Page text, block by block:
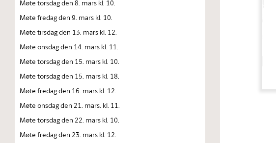
Møte torsdag den 8. mars kl. 10.
Møte fredag den 9. mars kl. 10.
Møte tirsdag den 13. mars kl. 12.
Møte onsdag den 14. mars kl. 11.
Møte torsdag den 15. mars kl. 10.
Møte torsdag den 15. mars kl. 18.
Møte fredag den 16. mars kl. 12.
Møte onsdag den 21. mars. kl. 11.
Møte torsdag den 22. mars kl. 10.
Møte fredag den 23. mars kl. 12.